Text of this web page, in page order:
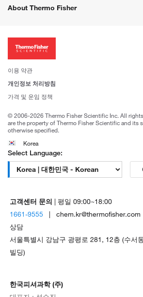
웹사이트 개선사항
About Thermo Fisher
투자자
사회적 책임
브랜드
이용 약관
개인정보 처리방침
가격 및 운임 정책
© 2006-2026 Thermo Fisher Scientific Inc. All
are the property of Thermo Fisher Scientific and its
otherwise specified.
Korea
Select Language:
고객센터 문의
| 평일 09:00~18:00
1661-9555 |
상담
서울특별시 강남구 광평로 281, 12층 (수서
빌딩)
한국피셔과학 (주)